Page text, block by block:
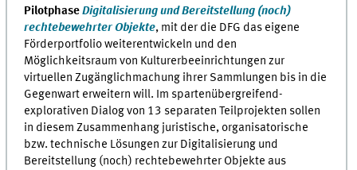
PilotphaseDigitalisierung und Bereitstellung (noch)
rechtebewehrter Objekte, mit der die DFG das eigene
Förderportfolio weiterentwickeln und den
Möglichkeitsraum von Kulturerbeeinrichtungen zur
virtuellen Zugänglichmachung ihrer Sammlungen bis in die
Gegenwart erweitern will. Im spartenübergreifend-
explorativen Dialog von 13 separaten Teilprojekten sollen
in diesem Zusammenhang juristische, organisatorische
bzw. technische Lösungen zur Digitalisierung und
Bereitstellung (noch) rechtebewehrter Objekte aus